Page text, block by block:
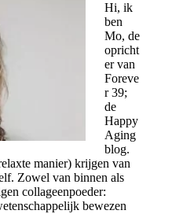
Hi, ik
ben
Mo, de
opricht
er van
Foreve
r 39;
de
Happy
Aging
blog.
manier) krijgen van
Zowel van binnen als
collageenpoeder:
bewezen